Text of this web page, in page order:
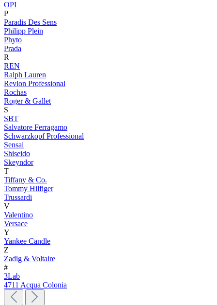
OPI
P
Paradis Des Sens
Philipp Plein
Phyto
Prada
R
REN
Ralph Lauren
Revlon Professional
Rochas
Roger & Gallet
S
SBT
Salvatore Ferragamo
Schwarzkopf Professional
Sensai
Shiseido
Skeyndor
T
Tiffany & Co.
Tommy Hilfiger
Trussardi
V
Valentino
Versace
Y
Yankee Candle
Z
Zadig & Voltaire
#
3Lab
4711 Acqua Colonia